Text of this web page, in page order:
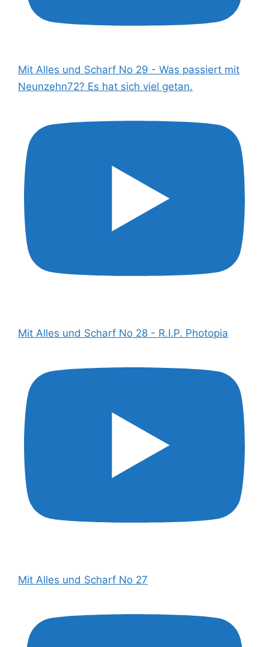
Mit Alles und Scharf No 29 - Was passiert mit
Neunzehn72? Es hat sich viel getan.
Mit Alles und Scharf No 28 - R.I.P. Photopia
Mit Alles und Scharf No 27